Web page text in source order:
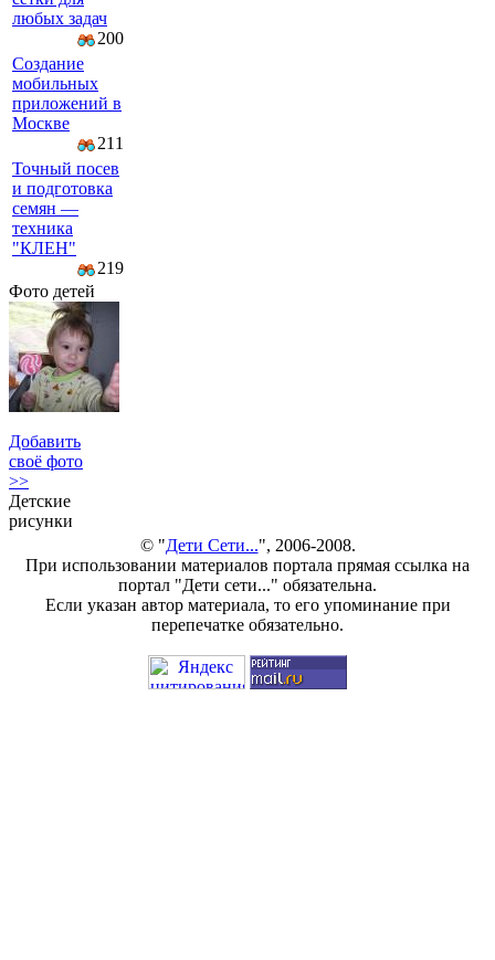
любых задач
200
Создание
мобильных
приложений в
Москве
211
Точный посев
и подготовка
семян —
техника
"КЛЕН"
219
Фото детей
Добавить
своё фото
>>
Детские
рисунки
© "Дети Сети...", 2006-2008.
При использовании материалов портала прямая ссылка на
портал "Дети сети..." обязательна.
Если указан автор материала, то его упоминание при
перепечатке обязательно.